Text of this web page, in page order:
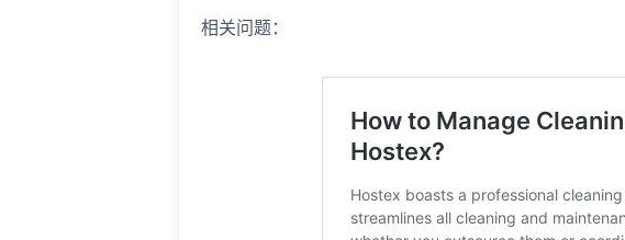
相关问题：